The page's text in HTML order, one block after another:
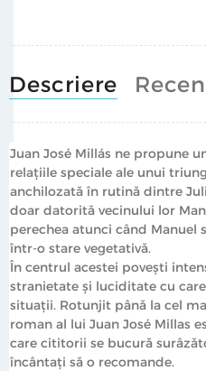
Descriere
Juan José Millás ne propune
relațiile speciale ale unui
anchilozată în rutină dintre
doar datorită vecinului lor
perechea atunci când Manuel
într-o stare vegetativă.
În centrul acestei povești
stranietate și luciditate cu
situații. Rotunjit până la cel
roman al lui Juan José Millas
care cititorii se bucură
încântați să o recomande.